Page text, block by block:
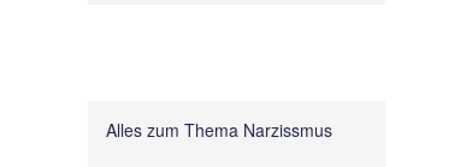
Alles zum Thema Narzissmus